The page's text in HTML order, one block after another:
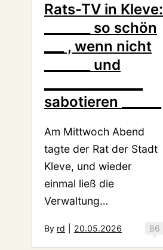
Rats-TV in Kleve:
_______ so schön
___ , wenn nicht
_______ und
sabotieren ______
Am Mittwoch Abend
tagte der Rat der Stadt
Kleve, und wieder
einmal ließ die
Verwaltung…
86
By rd 20.05.2026